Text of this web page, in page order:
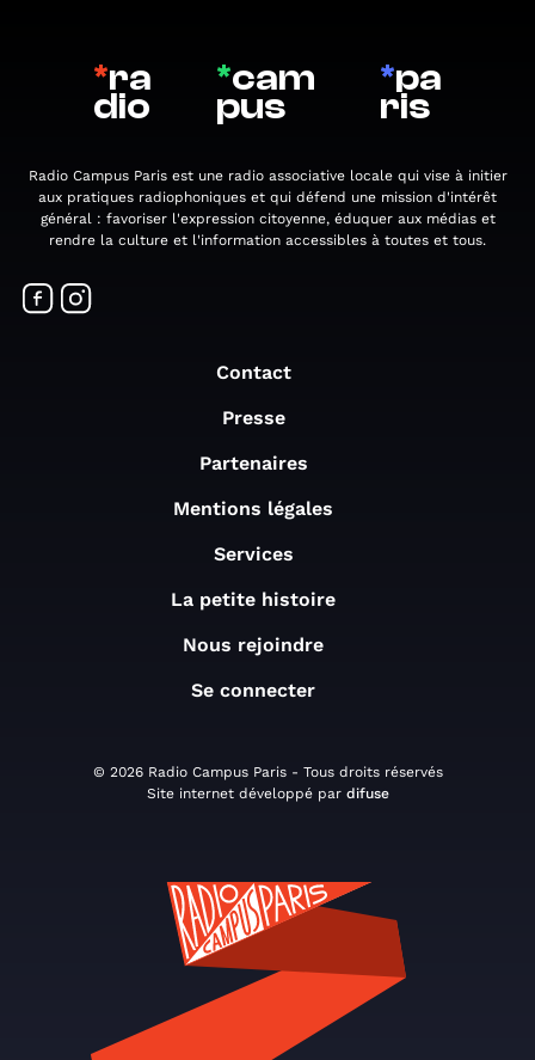
*ra
dio
*cam
pus
*pa
ris
Radio Campus Paris est une radio associative locale qui vise à initier
aux pratiques radiophoniques et qui défend une mission d'intérêt
général : favoriser l'expression citoyenne, éduquer aux médias et
rendre la culture et l'information accessibles à toutes et tous.
Contact
Presse
Partenaires
Mentions légales
Services
La petite histoire
Nous rejoindre
Se connecter
© 2026 Radio Campus Paris - Tous droits réservés
Site internet développé par difuse